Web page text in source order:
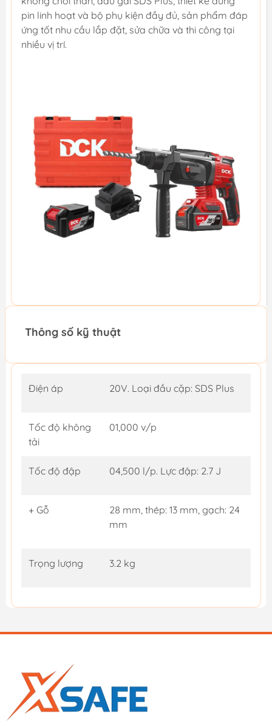
pin linh hoạt và bộ phụ kiện đầy đủ, sản phẩm đáp
ứng tốt nhu cầu lắp đặt, sửa chữa và thi công tại
nhiều vị trí.
Thông số kỹ thuật
Điện áp 20V. Loại đầu cặp: SDS Plus
Tốc độ không
tải
01,000 v/p
Tốc độ đập 04,500 l/p. Lực đập: 2.7 J
+ Gỗ
28 mm, thép: 13 mm, gạch: 24
mm
Trọng lượng 3.2 kg